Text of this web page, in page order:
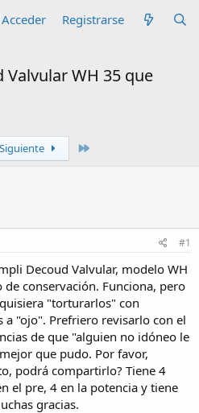
Acceder Registrarse
WH 35 que
Siguiente
#1
Decoud Valvular, modelo WH
de conservación. Funciona, pero
"torturarlos" con
a "ojo". Prefriero revisarlo con el
de que "alguien no idóneo le
que pudo. Por favor,
podrá compartirlo? Tiene 4
el pre, 4 en la potencia y tiene
gracias.